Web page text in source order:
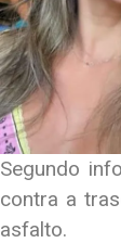
Segundo
contra a
asfalto.